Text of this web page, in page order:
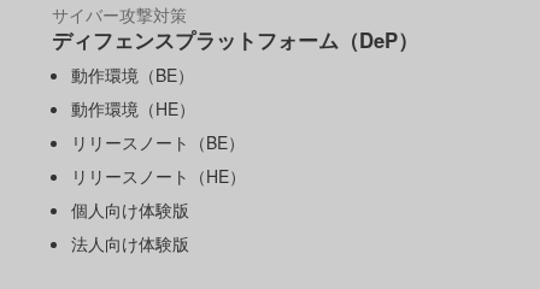
サイバー攻撃対策
ディフェンスプラットフォーム（DeP）
動作環境（BE）
動作環境（HE）
リリースノート（BE）
リリースノート（HE）
個人向け体験版
法人向け体験版